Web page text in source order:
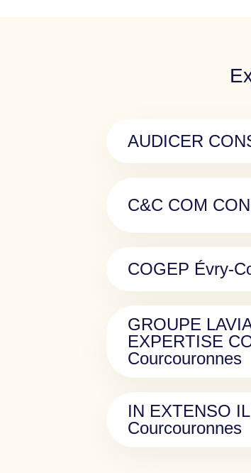
AUDICER
C&C COM
COGEP Évry-
GROUPE
EXPERTISE
Courcouronnes
IN EXTENSO
Courcouronnes